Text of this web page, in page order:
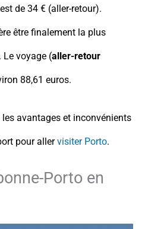
de 34 € (aller-retour).
être finalement la plus
voyage (aller-retour
88,61 euros.
avantages et inconvénients
pour allervisiter Porto.
Porto en